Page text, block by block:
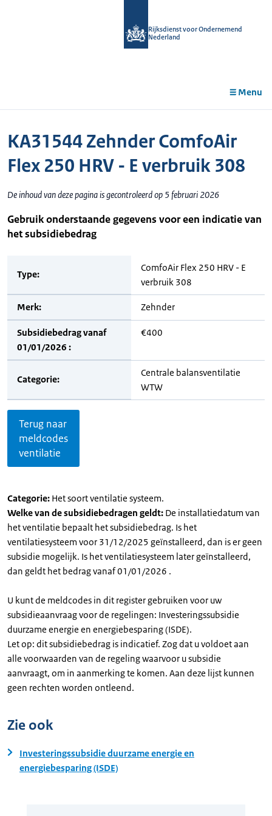
Rijksdienst voor Ondernemend
Nederland
Menu
KA31544 Zehnder ComfoAir
Flex 250 HRV - E verbruik 308
De inhoud van deze pagina is gecontroleerd op 5 februari 2026
Gebruik onderstaande gegevens voor een indicatie van
het subsidiebedrag
Type:
ComfoAir Flex 250 HRV - E
verbruik 308
Merk: Zehnder
Subsidiebedrag vanaf
01/01/2026 :
€400
Categorie:
Centrale balansventilatie
WTW
Terug naar
meldcodes
ventilatie
Categorie: Het soort ventilatie systeem.
Welke van de subsidiebedragen geldt: De installatiedatum van
het ventilatie bepaalt het subsidiebedrag. Is het
ventilatiesysteem voor 31/12/2025 geïnstalleerd, dan is er geen
subsidie mogelijk. Is het ventilatiesysteem later geïnstalleerd,
dan geldt het bedrag vanaf 01/01/2026 .
U kunt de meldcodes in dit register gebruiken voor uw
subsidieaanvraag voor de regelingen: Investeringssubsidie
duurzame energie en energiebesparing (ISDE).
Let op: dit subsidiebedrag is indicatief. Zog dat u voldoet aan
alle voorwaarden van de regeling waarvoor u subsidie
aanvraagt, om in aanmerking te komen. Aan deze lijst kunnen
geen rechten worden ontleend.
Zie ook
Investeringssubsidie duurzame energie en
energiebesparing (ISDE)